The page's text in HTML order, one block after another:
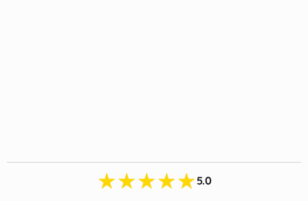
★★★★★
5.0